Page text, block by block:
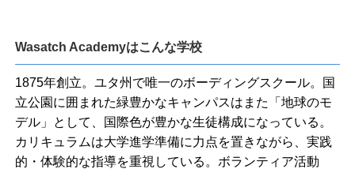
Wasatch Academyはこんな学校
1875年創立。ユタ州で唯一のボーディングスクール。国
立公園に囲まれた緑豊かなキャンパスはまた「地球のモ
デル」として、国際色が豊かな生徒構成になっている。
カリキュラムは大学進学準備に力点を置きながら、実践
的・体験的な指導を重視している。ボランティア活動